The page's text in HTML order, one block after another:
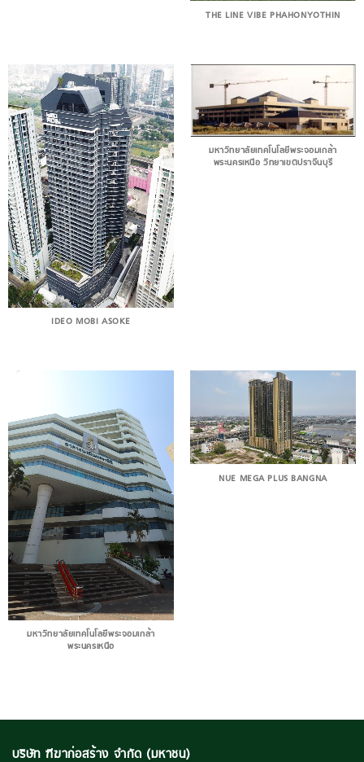
THE LINE VIBE PHAHONYOTHIN
IDEO MOBI ASOKE
มหาวิทยาลัยเทคโนโลยีพระจอมเกล้า
พระนครเหนือ วิทยาเขตปราจีนบุรี
มหาวิทยาลัยเทคโนโลยีพระจอมเกล้า
พระนครเหนือ
NUE MEGA PLUS BANGNA
บริษัท ฑีฆาก่อสร้าง จำกัด (มหาชน)